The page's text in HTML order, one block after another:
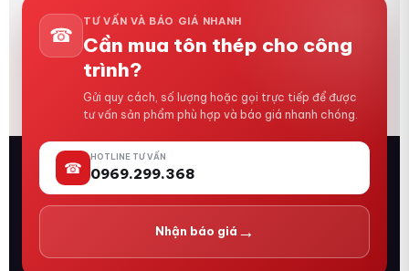
☎
TƯ VẤN VÀ BÁO GIÁ NHANH
Cần mua tôn thép cho công
trình?
Gửi quy cách, số lượng hoặc gọi trực tiếp để được
tư vấn sản phẩm phù hợp và báo giá nhanh chóng.
☎
HOTLINE TƯ VẤN
0969.299.368
Nhận báo giá →